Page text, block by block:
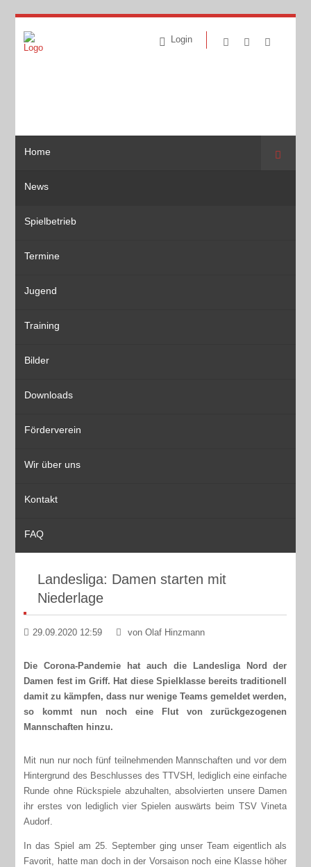
Login
Home
News
Spielbetrieb
Termine
Jugend
Training
Bilder
Downloads
Förderverein
Wir über uns
Kontakt
FAQ
Suche
Landesliga: Damen starten mit
Niederlage
29.09.2020 12:59 von Olaf Hinzmann
Die Corona-Pandemie hat auch die Landesliga Nord der
Damen fest im Griff. Hat diese Spielklasse bereits traditionell
damit zu kämpfen, dass nur wenige Teams gemeldet werden,
so kommt nun noch eine Flut von zurückgezogenen
Mannschaften hinzu.
Mit nun nur noch fünf teilnehmenden Mannschaften und vor dem
Hintergrund des Beschlusses des TTVSH, lediglich eine einfache
Runde ohne Rückspiele abzuhalten, absolvierten unsere Damen
ihr erstes von lediglich vier Spielen auswärts beim TSV Vineta
Audorf.
In das Spiel am 25. September ging unser Team eigentlich als
Favorit, hatte man doch in der Vorsaison noch eine Klasse höher